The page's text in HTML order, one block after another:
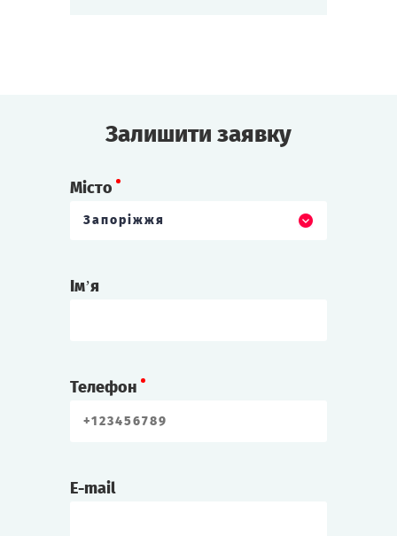
Залишити заявку
Місто
Запоріжжя
Ім’я
Телефон
E-mail